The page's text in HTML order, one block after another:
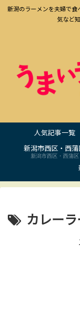
新潟のラーメンを夫婦で
気など
人気記事一覧
新潟市西区・西
新潟市西区・西蒲区
カレー